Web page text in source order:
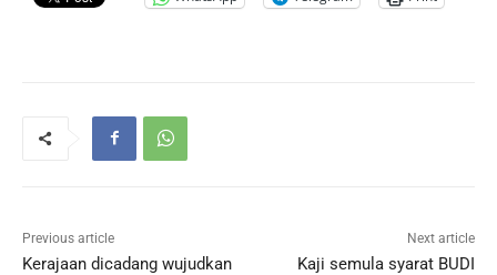
Previous article
Kerajaan dicadang wujudkan
Next article
Kaji semula syarat BUDI